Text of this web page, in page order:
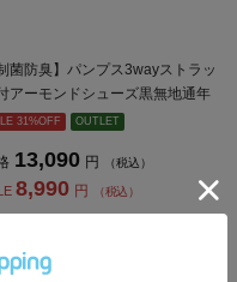
制菌防臭】パンプス3wayストラッ
アーモンドシューズ黒無地通年
ディース】
31%OFF OUTLET
13,090 円 （税込）
8,990 円 （税込）